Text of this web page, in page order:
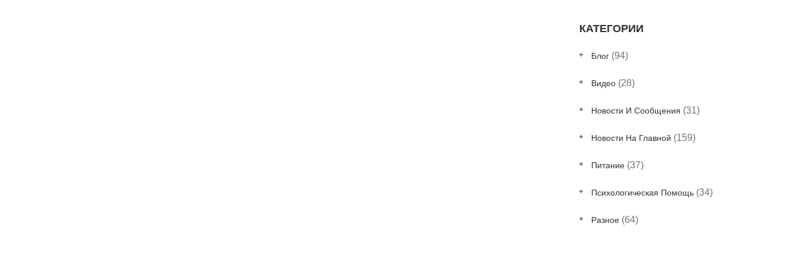
КАТЕГОРИИ
Блог (94)
Видео (28)
Новости И Сообщения (31)
Новости На Главной (159)
Питание (37)
Психологическая Помощь (34)
Разное (64)